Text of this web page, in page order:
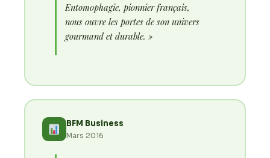
Entomophagie, pionnier français,
nous ouvre les portes de son univers
gourmand et durable. »
BFM Business
Mars 2016